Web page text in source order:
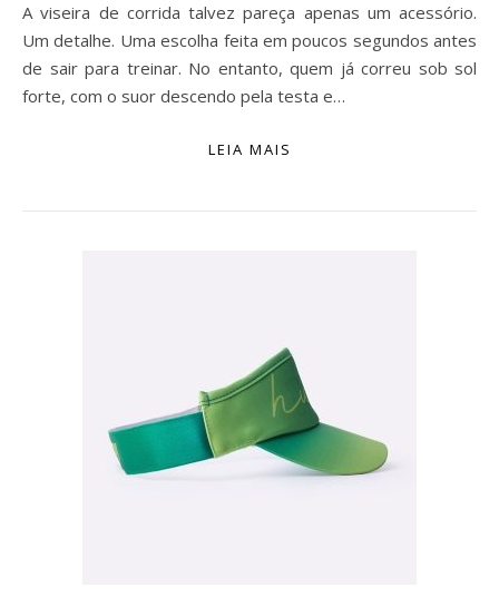
A viseira de corrida talvez pareça apenas um acessório.
Um detalhe. Uma escolha feita em poucos segundos antes
de sair para treinar. No entanto, quem já correu sob sol
forte, com o suor descendo pela testa e…
LEIA MAIS